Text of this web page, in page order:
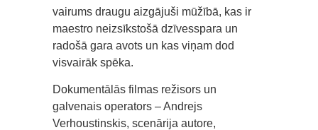
vairums draugu aizgājuši mūžībā, kas ir
maestro neizsīkstošā dzīvesspara un
radošā gara avots un kas viņam dod
visvairāk spēka.
Dokumentālās filmas režisors un
galvenais operators – Andrejs
Verhoustinskis, scenārija autore,